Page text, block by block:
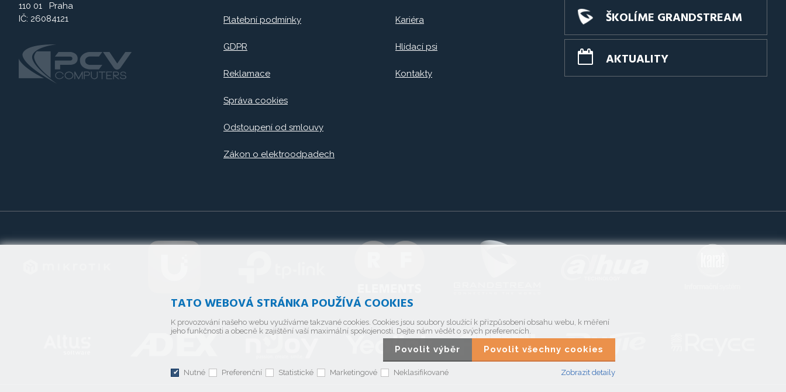
110 01 Praha
IČ: 26084121
Platební podmínky
GDPR
Reklamace
Správa cookies
Odstoupení od smlouvy
Zákon o elektroodpadech
Kariéra
Hlídací psi
Kontakty
ŠKOLÍME GRANDSTREAM
AKTUALITY
TATO WEBOVÁ STRÁNKA POUŽÍVÁ COOKIES
K provozování našeho webu využíváme takzvané cookies. Cookies jsou soubory sloužící k přizpůsobení obsahu webu, k měření
jeho funkčnosti a obecně k zajištění vaší maximální spokojenosti. Dejte nám vědět o svých preferencích.
Povolit výběr Povolit všechny cookies
Nutné Preferenční Statistické Marketingové Neklasifikované Zobrazit detaily